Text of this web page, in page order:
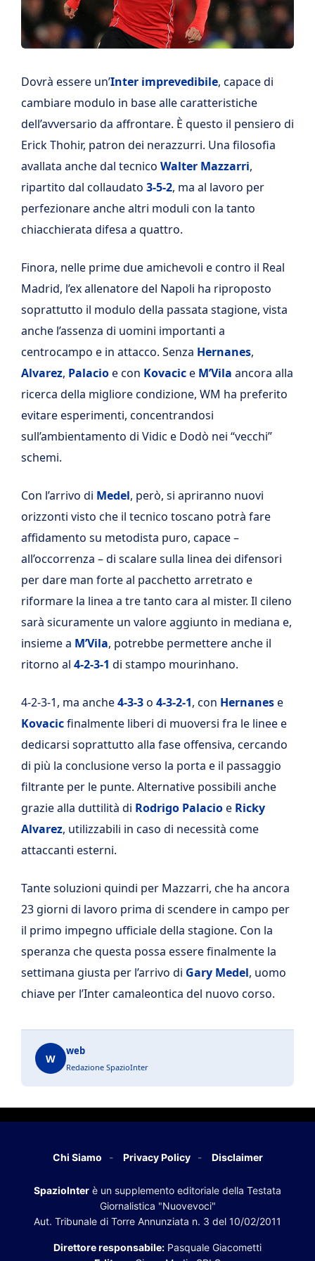
Dovrà essere un’Inter imprevedibile, capace di
cambiare modulo in base alle caratteristiche
dell’avversario da affrontare. È questo il pensiero di
Erick Thohir, patron dei nerazzurri. Una filosofia
avallata anche dal tecnico Walter Mazzarri,
ripartito dal collaudato 3-5-2, ma al lavoro per
perfezionare anche altri moduli con la tanto
chiacchierata difesa a quattro.
Finora, nelle prime due amichevoli e contro il Real
Madrid, l’ex allenatore del Napoli ha riproposto
soprattutto il modulo della passata stagione, vista
anche l’assenza di uomini importanti a
centrocampo e in attacco. Senza Hernanes,
Alvarez, Palacioe con Kovacice M’Vila ancora alla
ricerca della migliore condizione, WM ha preferito
evitare esperimenti, concentrandosi
sull’ambientamento di Vidic e Dodò nei “vecchi”
schemi.
Con l’arrivo di Medel, però, si apriranno nuovi
orizzonti visto che il tecnico toscano potrà fare
affidamento su metodista puro, capace –
all’occorrenza – di scalare sulla linea dei difensori
per dare man forte al pacchetto arretrato e
riformare la linea a tre tanto cara al mister. Il cileno
sarà sicuramente un valore aggiunto in mediana e,
insieme a M’Vila, potrebbe permettere anche il
ritorno al 4-2-3-1 di stampo mourinhano.
4-2-3-1, ma anche4-3-3o 4-3-2-1, con Hernanese
Kovacicfinalmente liberi di muoversi fra le linee e
dedicarsi soprattutto alla fase offensiva, cercando
di più la conclusione verso la porta e il passaggio
filtrante per le punte. Alternative possibili anche
grazie alla duttilità di Rodrigo Palacioe Ricky
Alvarez, utilizzabili in caso di necessità come
attaccanti esterni.
Tante soluzioni quindi per Mazzarri, che ha ancora
23 giorni di lavoro prima di scendere in campo per
il primo impegno ufficiale della stagione. Con la
speranza che questa possa essere finalmente la
settimana giusta per l’arrivo di Gary Medel, uomo
chiave per l’Inter camaleontica del nuovo corso.
W
web
Redazione SpazioInter
Chi Siamo Privacy Policy Disclaimer
SpazioInter è un supplemento editoriale della Testata
Giornalistica "Nuovevoci"
Aut. Tribunale di Torre Annunziata n. 3 del 10/02/2011
Direttore responsabile: Pasquale Giacometti